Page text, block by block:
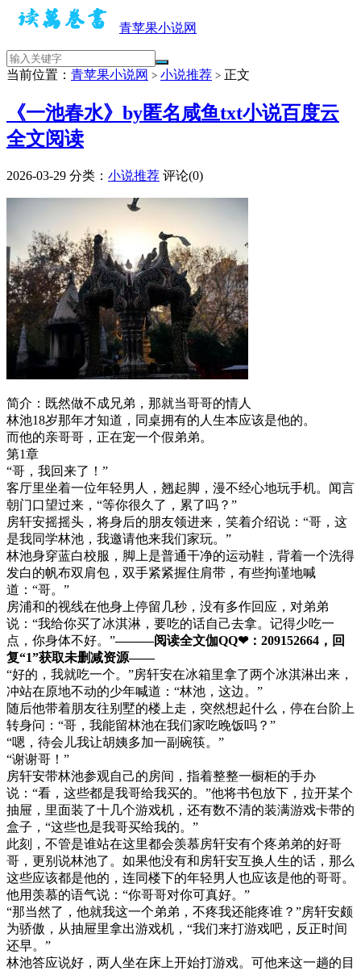
青苹果小说网
当前位置： 青苹果小说网 > 小说推荐 > 正文
《一池春水》by匿名咸鱼txt小说百度云
全文阅读
2026-03-29 分类： 小说推荐 评论(0)
简介：既然做不成兄弟，那就当哥哥的情人
林池18岁那年才知道，同桌拥有的人生本应该是他的。
而他的亲哥哥，正在宠一个假弟弟。
第1章
“哥，我回来了！”
客厅里坐着一位年轻男人，翘起脚，漫不经心地玩手机。闻言
朝门口望过来，“等你很久了，累了吗？”
房轩安摇摇头，将身后的朋友领进来，笑着介绍说：“哥，这
是我同学林池，我邀请他来我们家玩。”
林池身穿蓝白校服，脚上是普通干净的运动鞋，背着一个洗得
发白的帆布双肩包，双手紧紧握住肩带，有些拘谨地喊
道：“哥。”
房浦和的视线在他身上停留几秒，没有多作回应，对弟弟
说：“我给你买了冰淇淋，要吃的话自己去拿。记得少吃一
点，你身体不好。”———阅读全文伽QQ❤：209152664，回
复“1”获取未删减资源—​​​​—
“好的，我就吃一个。”房轩安在冰箱里拿了两个冰淇淋出来，
冲站在原地不动的少年喊道：“林池，这边。”
随后他带着朋友往别墅的楼上走，突然想起什么，停在台阶上
转身问：“哥，我能留林池在我们家吃晚饭吗？”
“嗯，待会儿我让胡姨多加一副碗筷。”
“谢谢哥！”
房轩安带林池参观自己的房间，指着整整一橱柜的手办
说：“看，这些都是我哥给我买的。”他将书包放下，拉开某个
抽屉，里面装了十几个游戏机，还有数不清的装满游戏卡带的
盒子，“这些也是我哥买给我的。”
此刻，不管是谁站在这里都会羡慕房轩安有个疼弟弟的好哥
哥，更别说林池了。如果他没有和房轩安互换人生的话，那么
这些应该都是他的，连同楼下的年轻男人也应该是他的哥哥。
他用羡慕的语气说：“你哥哥对你可真好。”
“那当然了，他就我这一个弟弟，不疼我还能疼谁？”房轩安颇
为骄傲，从抽屉里拿出游戏机，“我们来打游戏吧，反正时间
还早。”
林池答应说好，两人坐在床上开始打游戏。可他来这一趟的目